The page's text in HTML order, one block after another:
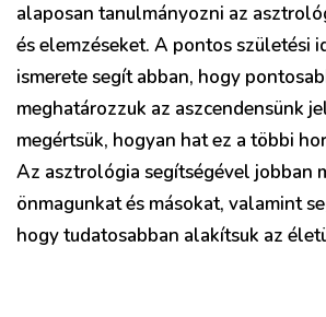
alaposan tanulmányozni az
és elemzéseket. A pontos születési
ismerete segít abban, hogy
meghatározzuk az aszcendensünk
megértsük, hogyan hat ez a többi
Az asztrológia segítségével jobban
önmagunkat és másokat, valamint
hogy tudatosabban alakítsuk az